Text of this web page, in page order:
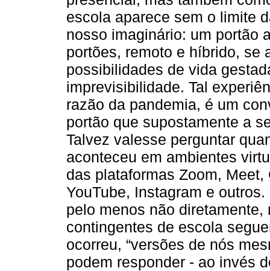
escola aparece sem o limite
nosso imaginário: um portão
portões, remoto e híbrido, se
possibilidades de vida
imprevisibilidade. Tal
razão da pandemia, é um
portão que supostamente a
Talvez valesse perguntar
aconteceu em ambientes
das plataformas Zoom,
YouTube, Instagram e
pelo menos não
contingentes de escola
ocorreu, “versões de nós
podem responder - ao invés